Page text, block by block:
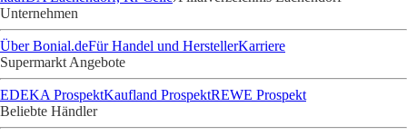
Unternehmen
Über Bonial.deFür Handel und HerstellerKarriere
Supermarkt Angebote
EDEKA ProspektKaufland ProspektREWE Prospekt
Beliebte Händler